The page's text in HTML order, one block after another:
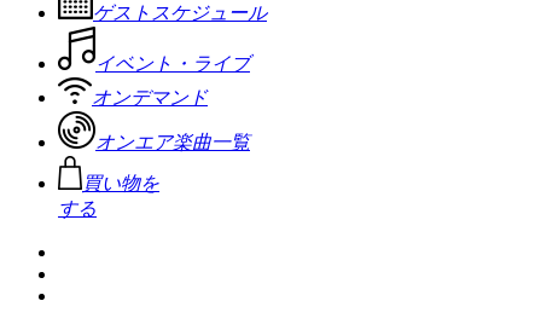
ゲストスケジュール
イベント・ライブ
オンデマンド
オンエア楽曲一覧
買い物を
する